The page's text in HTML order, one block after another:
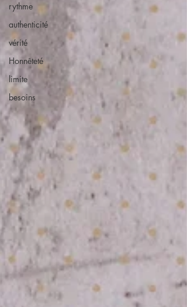
rythme
authenticité
vérité
Honnêteté
limite
besoins